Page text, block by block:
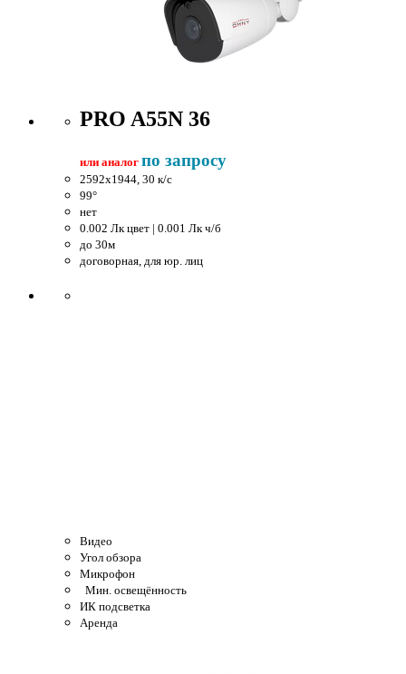
PRO A55N 36
или аналог по запросу
2592x1944, 30 к/c
99°
нет
0.002 Лк цвет | 0.001 Лк ч/б
до 30м
договорная, для юр. лиц
Видео
Угол обзора
Микрофон
Мин. освещённость
ИК подсветка
Аренда